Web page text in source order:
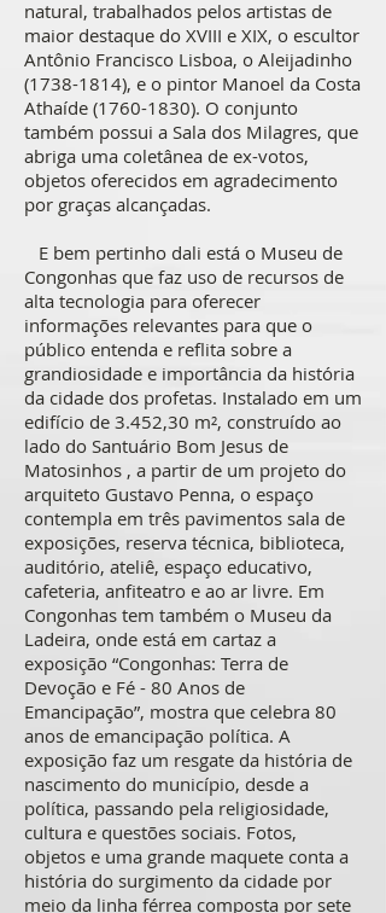
natural, trabalhados pelos artistas de
maior destaque do XVIII e XIX, o escultor
Antônio Francisco Lisboa, o Aleijadinho
(1738-1814), e o pintor Manoel da Costa
Athaíde (1760-1830). O conjunto
também possui a Sala dos Milagres, que
abriga uma coletânea de ex-votos,
objetos oferecidos em agradecimento
por graças alcançadas.
E bem pertinho dali está o Museu de
Congonhas que faz uso de recursos de
alta tecnologia para oferecer
informações relevantes para que o
público entenda e reflita sobre a
grandiosidade e importância da história
da cidade dos profetas. Instalado em um
edifício de 3.452,30 m², construído ao
lado do Santuário Bom Jesus de
Matosinhos , a partir de um projeto do
arquiteto Gustavo Penna, o espaço
contempla em três pavimentos sala de
exposições, reserva técnica, biblioteca,
auditório, ateliê, espaço educativo,
cafeteria, anfiteatro e ao ar livre. Em
Congonhas tem também o Museu da
Ladeira, onde está em cartaz a
exposição “Congonhas: Terra de
Devoção e Fé - 80 Anos de
Emancipação”, mostra que celebra 80
anos de emancipação política. A
exposição faz um resgate da história de
nascimento do município, desde a
política, passando pela religiosidade,
cultura e questões sociais. Fotos,
objetos e uma grande maquete conta a
história do surgimento da cidade por
meio da linha férrea composta por sete